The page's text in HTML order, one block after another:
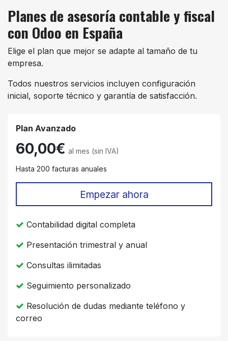
Planes de asesoría contable y fiscal
con Odoo en España
Elige el plan que mejor se adapte al tamaño de tu
empresa.
Todos nuestros servicios incluyen configuración
inicial, soporte técnico y garantía de satisfacción.
Plan Avanzado
60,00€ al mes (sin IVA)
Hasta 200 facturas anuales
Empezar ahora
Contabilidad digital completa
Presentación trimestral y anual
Consultas ilimitadas
Seguimiento personalizado
Resolución de dudas mediante teléfono y
correo